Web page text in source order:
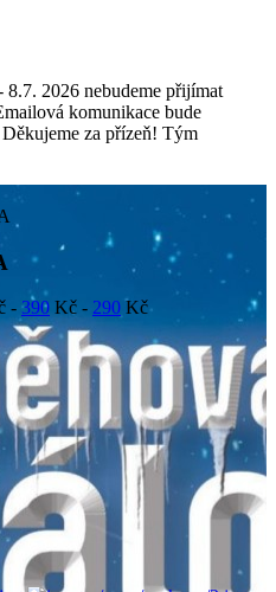
8.7. 2026 nebudeme přijímat
komunikace bude
za přízeň! Tým
- 390 Kč - 290 Kč